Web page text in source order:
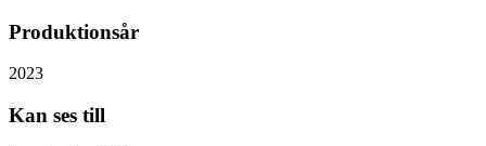
Produktionsår
2023
Kan ses till